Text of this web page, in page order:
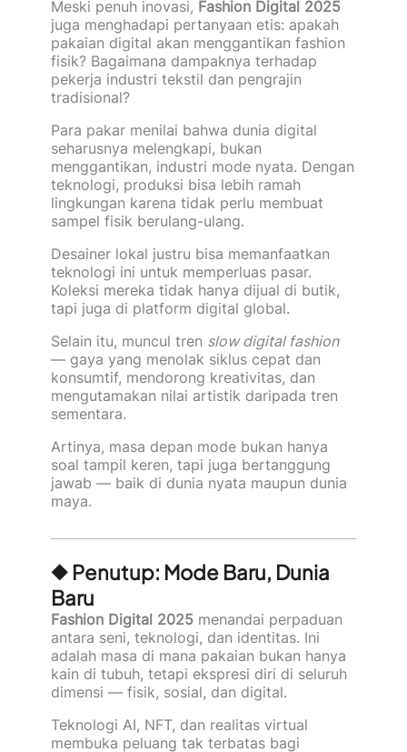
Meski penuh inovasi, Fashion Digital 2025
juga menghadapi pertanyaan etis: apakah
pakaian digital akan menggantikan fashion
fisik? Bagaimana dampaknya terhadap
pekerja industri tekstil dan pengrajin
tradisional?
Para pakar menilai bahwa dunia digital
seharusnya melengkapi, bukan
menggantikan, industri mode nyata. Dengan
teknologi, produksi bisa lebih ramah
lingkungan karena tidak perlu membuat
sampel fisik berulang-ulang.
Desainer lokal justru bisa memanfaatkan
teknologi ini untuk memperluas pasar.
Koleksi mereka tidak hanya dijual di butik,
tapi juga di platform digital global.
Selain itu, muncul tren slow digital fashion
— gaya yang menolak siklus cepat dan
konsumtif, mendorong kreativitas, dan
mengutamakan nilai artistik daripada tren
sementara.
Artinya, masa depan mode bukan hanya
soal tampil keren, tapi juga bertanggung
jawab — baik di dunia nyata maupun dunia
maya.
◆ Penutup: Mode Baru, Dunia
Baru
Fashion Digital 2025 menandai perpaduan
antara seni, teknologi, dan identitas. Ini
adalah masa di mana pakaian bukan hanya
kain di tubuh, tetapi ekspresi diri di seluruh
dimensi — fisik, sosial, dan digital.
Teknologi AI, NFT, dan realitas virtual
membuka peluang tak terbatas bagi